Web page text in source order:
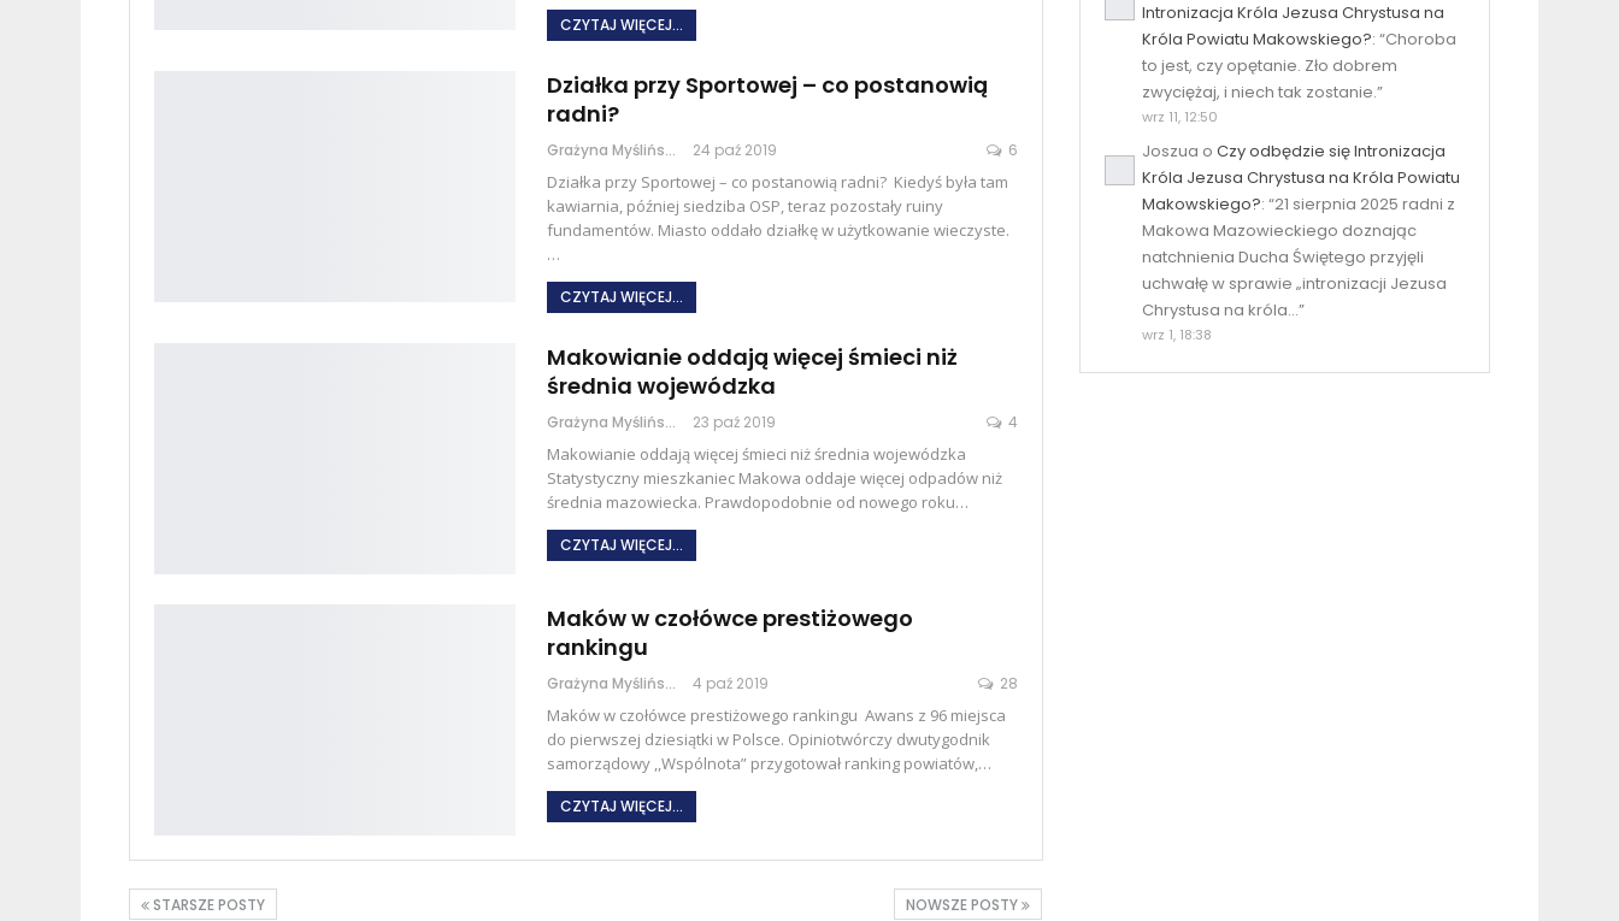
CZYTAJ WIĘCEJ...
Działka przy Sportowej – co postanowią
radni?
Grażyna Myślińska 24 paź 2019 6
Działka przy Sportowej – co postanowią radni? Kiedyś była tam
kawiarnia, później siedziba OSP, teraz pozostały ruiny
fundamentów. Miasto oddało działkę w użytkowanie wieczyste.
…
CZYTAJ WIĘCEJ...
Makowianie oddają więcej śmieci niż
średnia wojewódzka
Grażyna Myślińska 23 paź 2019 4
Makowianie oddają więcej śmieci niż średnia wojewódzka
Statystyczny mieszkaniec Makowa oddaje więcej odpadów niż
średnia mazowiecka. Prawdopodobnie od nowego roku…
CZYTAJ WIĘCEJ...
Maków w czołówce prestiżowego
rankingu
Grażyna Myślińska 4 paź 2019 28
Maków w czołówce prestiżowego rankingu Awans z 96 miejsca
do pierwszej dziesiątki w Polsce. Opiniotwórczy dwutygodnik
samorządowy ,,Wspólnota” przygotował ranking powiatów,…
CZYTAJ WIĘCEJ...
STARSZE POSTY NOWSZE POSTY
Intronizacja Króla Jezusa Chrystusa na
Króla Powiatu Makowskiego?: “Choroba
to jest, czy opętanie. Zło dobrem
zwyciężaj, i niech tak zostanie.”
wrz 11, 12:50
Joszua o Czy odbędzie się Intronizacja
Króla Jezusa Chrystusa na Króla Powiatu
Makowskiego?: “21 sierpnia 2025 radni z
Makowa Mazowieckiego doznając
natchnienia Ducha Świętego przyjęli
uchwałę w sprawie „intronizacji Jezusa
Chrystusa na króla…”
wrz 1, 18:38